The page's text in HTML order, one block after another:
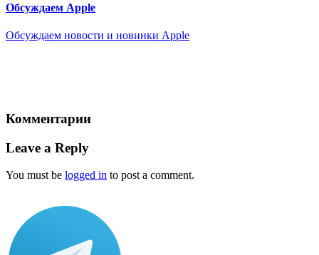
Обсуждаем Apple
Обсуждаем новости и новинки Apple
Комментарии
Leave a Reply
You must be logged in to post a comment.